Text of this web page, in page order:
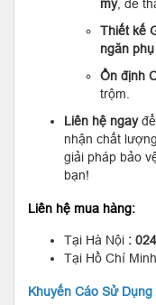
mỹ, dễ
Thiết kế
ngăn phụ
Ổn định
trộm.
Liên hệ ngayđể
nhận chất
giải pháp bảo
bạn!
Liên hệ mua hàng:
Tại Hà Nội :
Tại Hồ Chí Minh
Khuyến Cáo Sử